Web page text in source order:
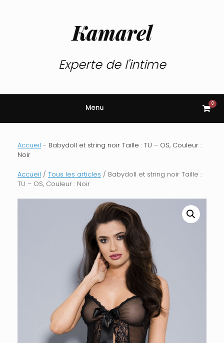
Kamarel
Experte de l'intime
Menu View
cart
0
Accueil - Babydoll et string noir Taille : TU – OS, Couleur :
Noir
Accueil / Tous les articles / Babydoll et string noir Taille :
TU – OS, Couleur : Noir